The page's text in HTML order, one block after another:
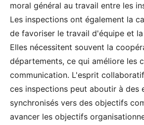
moral général au travail entre les
Les inspections ont également la
de favoriser le travail d'équipe et
Elles nécessitent souvent la
départements, ce qui améliore les
communication. L'esprit
ces inspections peut aboutir à des
synchronisés vers des objectifs
avancer les objectifs